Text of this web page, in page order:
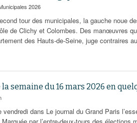
2026
tour des municipales, la gauche noue
de Clichy et Colombes. Des manœuvres
des Hauts-de-Seine, juge contraires
la semaine du 16 mars 2026 en
vendredi dans Le journal du Grand Paris